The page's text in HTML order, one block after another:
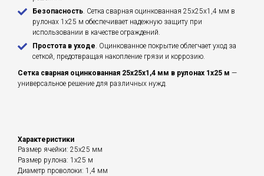
Безопасность. Сетка сварная оцинкованная 25х25х1,4 мм в
рулонах 1х25 м обеспечивает надежную защиту при
использовании в качестве ограждений.
Простота в уходе. Оцинкованное покрытие облегчает уход за
сеткой, предотвращая накопление грязи и коррозию.
Сетка сварная оцинкованная 25х25х1,4 мм в рулонах 1х25 м —
универсальное решение для различных нужд.
Характеристики
Размер ячейки: 25х25 мм
Размер рулона: 1х25 м
Диаметр проволоки: 1,4 мм